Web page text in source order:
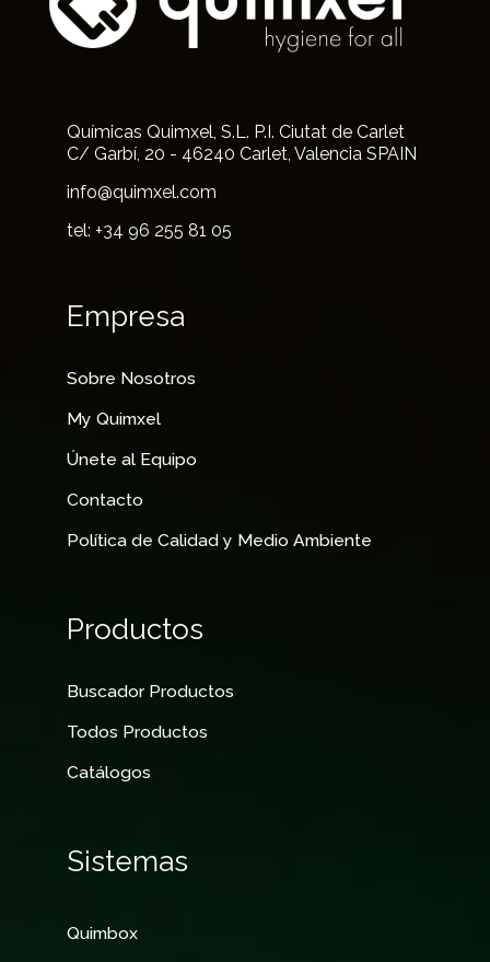
Químicas Quimxel, S.L. P.I. Ciutat de Carlet
C/ Garbí, 20 - 46240 Carlet, Valencia SPAIN
info@quimxel.com
tel: +34 96 255 81 05
Empresa
Sobre Nosotros
My Quimxel
Únete al Equipo
Contacto
Política de Calidad y Medio Ambiente
Productos
Buscador Productos
Todos Productos
Catálogos
Sistemas
Quimbox